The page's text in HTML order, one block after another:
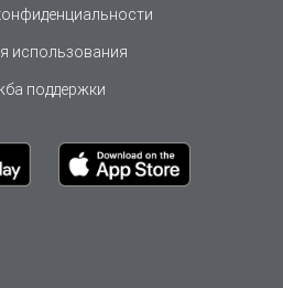
использования
поддержки